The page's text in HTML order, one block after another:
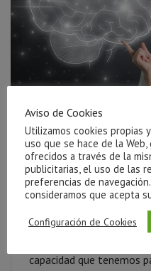
Teoría de la Mente y
Blog,Psicología
La teoría de la mente,
capacidad que tenemos
Aviso de Cookies
Utilizamos cookies propias
uso que se hace de la
ofrecidos a través de la
publicitarias, el uso de las
preferencias de
consideramos que acepta
Configuración de Cookies